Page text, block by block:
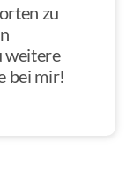
zu
weitere
bei mir!